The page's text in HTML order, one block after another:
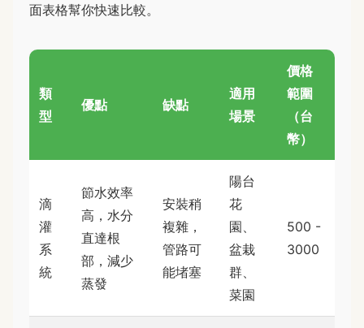
面表格幫你快速比較。
類
型
優點 缺點
適用
場景
價格
範圍
（台
幣）
滴
灌
系
統
節水效率
高，水分
直達根
部，減少
蒸發
安裝稍
複雜，
管路可
能堵塞
陽台
花
園、
盆栽
群、
菜園
500 -
3000